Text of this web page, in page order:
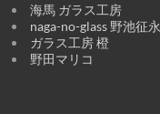
海馬 ガラス工房
naga-no-glass 野池征永
ガラス工房 橙
野田マリコ